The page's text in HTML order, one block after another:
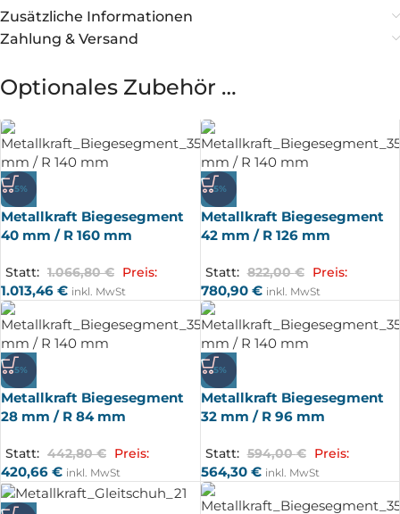
Zusätzliche Informationen
Zahlung & Versand
Optionales Zubehör …
-5%
Metallkraft Biegesegment
40 mm / R 160 mm
Statt: 1.066,80€ Preis:
1.013,46 € inkl. MwSt
-5%
Metallkraft Biegesegment
42 mm / R 126 mm
Statt: 822,00€ Preis:
780,90 € inkl. MwSt
-5%
Metallkraft Biegesegment
28 mm / R 84 mm
Statt: 442,80€ Preis:
420,66 € inkl. MwSt
-5%
Metallkraft Biegesegment
32 mm / R 96 mm
Statt: 594,00€ Preis:
564,30 € inkl. MwSt